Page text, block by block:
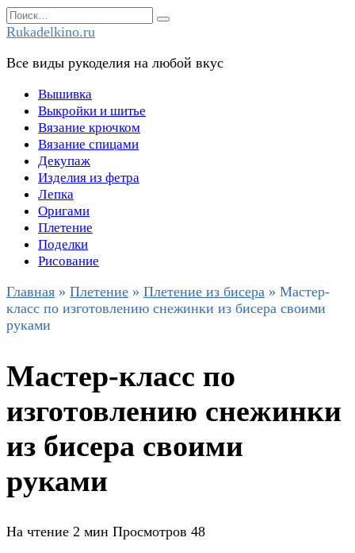
Перейти
к
Search
for:
Rukadelkino.ru
Все виды рукоделия на любой вкус
Вышивка
Выкройки и шитье
Вязание крючком
Вязание спицами
Декупаж
Изделия из фетра
Лепка
Оригами
Плетение
Поделки
Рисование
Главная » Плетение » Плетение из бисера » Мастер-
класс по изготовлению снежинки из бисера своими
руками
Мастер-класс по
изготовлению снежинки
из бисера своими
руками
На чтение 2 мин Просмотров 48